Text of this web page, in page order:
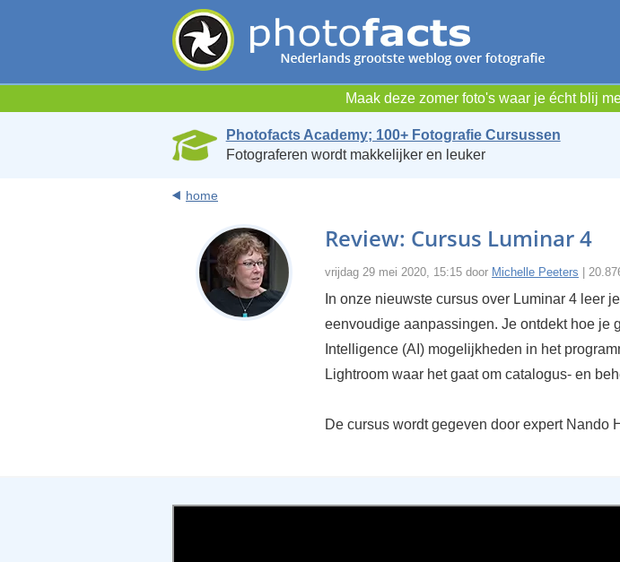
Maak deze zomer foto's waar je écht blij
Photofacts Academy; 100+ Fotografie Cursussen
Fotograferen wordt makkelijker en leuker
home
Review: Cursus Luminar 4
vrijdag 29 mei 2020, 15:15 door Michelle Peeters |
In onze nieuwste cursus over Luminar 4 leer
eenvoudige aanpassingen. Je ontdekt hoe je
Intelligence (AI) mogelijkheden in het
Lightroom waar het gaat om catalogus- en
De cursus wordt gegeven door expert Nando